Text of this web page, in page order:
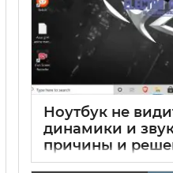
Ноутбук не
динамики и
причины и